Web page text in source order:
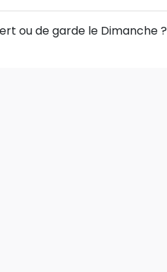
ou de garde le Dimanche ?